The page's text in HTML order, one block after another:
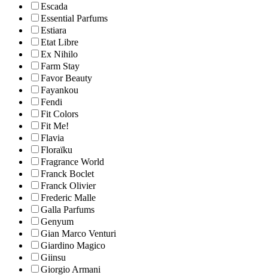
Escada
Essential Parfums
Estiara
Etat Libre
Ex Nihilo
Farm Stay
Favor Beauty
Fayankou
Fendi
Fit Colors
Fit Me!
Flavia
Floraïku
Fragrance World
Franck Boclet
Franck Olivier
Frederic Malle
Galla Parfums
Genyum
Gian Marco Venturi
Giardino Magico
Giinsu
Giorgio Armani